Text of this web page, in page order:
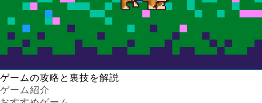
ゲームの攻略と裏技を解説
ゲーム紹介